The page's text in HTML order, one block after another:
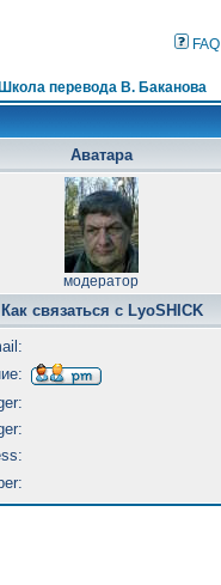
FAQ
перевода В. Баканова
Аватара
модератор
Как связаться с LyoSHICK